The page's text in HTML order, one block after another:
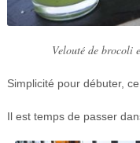
Velouté de brocoli
Simplicité pour débuter,
Il est temps de passer